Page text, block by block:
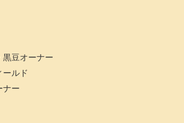
豆オーナー
ールド
ナー